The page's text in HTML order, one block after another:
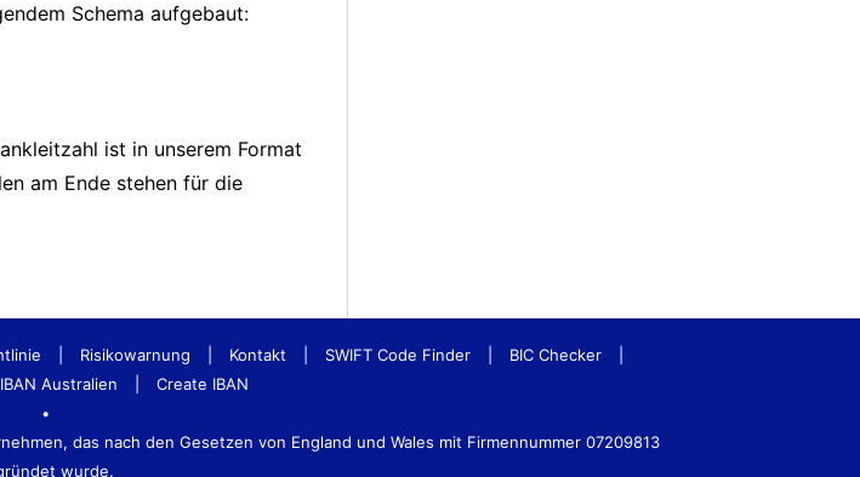
Schema aufgebaut:
ist in unserem Format
am Ende stehen für die
Risikowarnung Kontakt SWIFT Code Finder BIC Checker
IBAN Australien
Create IBAN
•
das nach den Gesetzen von England und Wales mit Firmennummer 07209813
wurde.